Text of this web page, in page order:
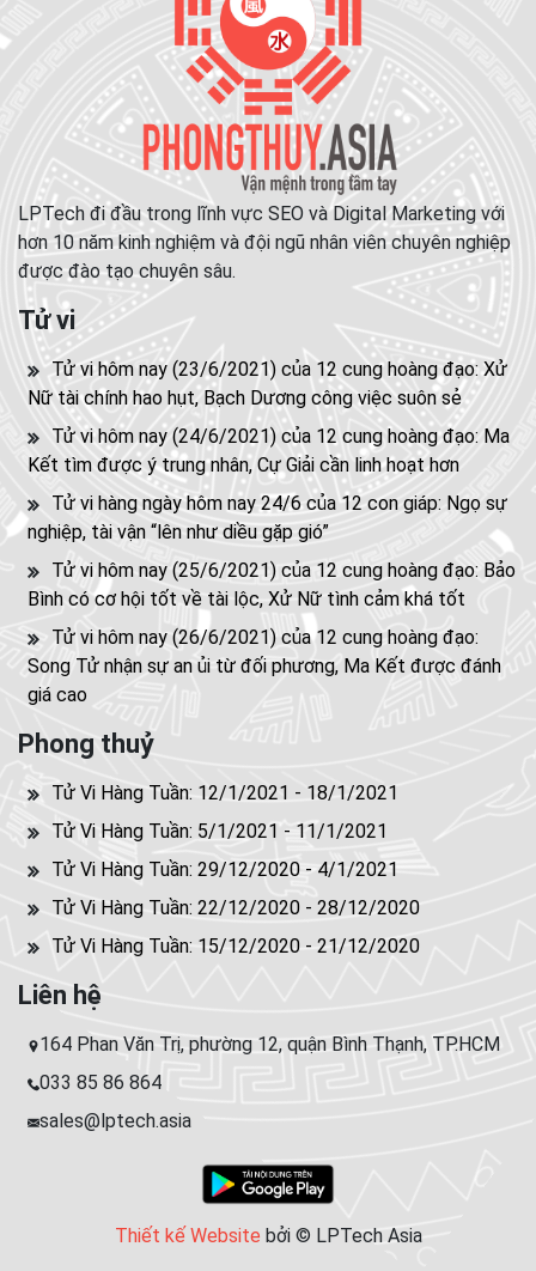
LPTech đi đầu trong lĩnh vực SEO và Digital Marketing với
hơn 10 năm kinh nghiệm và đội ngũ nhân viên chuyên nghiệp
được đào tạo chuyên sâu.
Tử vi
Tử vi hôm nay (23/6/2021) của 12 cung hoàng đạo: Xử
Nữ tài chính hao hụt, Bạch Dương công việc suôn sẻ
Tử vi hôm nay (24/6/2021) của 12 cung hoàng đạo: Ma
Kết tìm được ý trung nhân, Cự Giải cần linh hoạt hơn
Tử vi hàng ngày hôm nay 24/6 của 12 con giáp: Ngọ sự
nghiệp, tài vận “lên như diều gặp gió”
Tử vi hôm nay (25/6/2021) của 12 cung hoàng đạo: Bảo
Bình có cơ hội tốt về tài lộc, Xử Nữ tình cảm khá tốt
Tử vi hôm nay (26/6/2021) của 12 cung hoàng đạo:
Song Tử nhận sự an ủi từ đối phương, Ma Kết được đánh
giá cao
Phong thuỷ
Tử Vi Hàng Tuần: 12/1/2021 - 18/1/2021
Tử Vi Hàng Tuần: 5/1/2021 - 11/1/2021
Tử Vi Hàng Tuần: 29/12/2020 - 4/1/2021
Tử Vi Hàng Tuần: 22/12/2020 - 28/12/2020
Tử Vi Hàng Tuần: 15/12/2020 - 21/12/2020
Liên hệ
164 Phan Văn Trị, phường 12, quận Bình Thạnh, TP.HCM
033 85 86 864
sales@lptech.asia
Thiết kế Website bởi © LPTech Asia